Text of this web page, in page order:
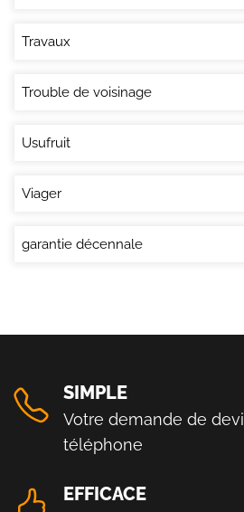
Travaux
Trouble de voisinage
Usufruit
Viager
garantie décennale
SIMPLE
Votre demande de
téléphone
EFFICACE